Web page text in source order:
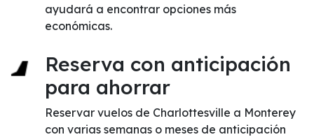
ayudará a encontrar opciones más
económicas.
Reserva con anticipación
para ahorrar
Reservar vuelos de Charlottesville a Monterey
con varias semanas o meses de anticipación